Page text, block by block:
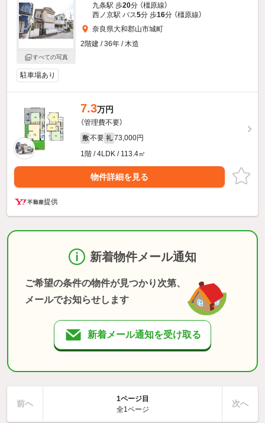
すべての写真
九条駅 歩20分 （橿原線）
西ノ京駅 バス5分 歩16分 （橿原線）
奈良県大和郡山市城町
2階建 / 36年 / 木造
駐車場あり
7.3万円
（管理費不要）
敷 不要 礼 73,000円
1階 / 4LDK / 113.4㎡
物件詳細を見る
提供
新着物件メール通知
ご希望の条件の物件が見つかり次第、
メールでお知らせします
新着メール通知を受け取る
前へ
1ページ目
全1ページ
次へ